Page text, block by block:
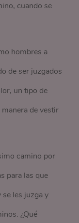
cuando se
hombres a
de ser juzgados
un tipo de
de vestir
camino por
para las que
se les juzga y
¿Qué